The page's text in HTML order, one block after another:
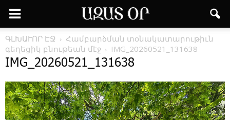
ԳԼԽԱՒՈՐ ԷՋ
Համբարձման տօնակատարութիւն
գեղեցիկ բնութեան մէջ
IMG_20260521_131638
IMG_20260521_131638